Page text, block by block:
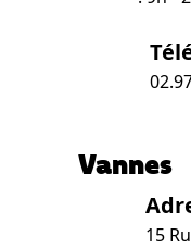
Vannes
15